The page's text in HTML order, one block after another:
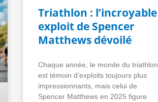
Triathlon : l’incroyable
exploit de Spencer
Matthews dévoilé
Chaque année, le monde du triathlon
est témoin d’exploits toujours plus
impressionnants, mais celui de
Spencer Matthews en 2025 figure